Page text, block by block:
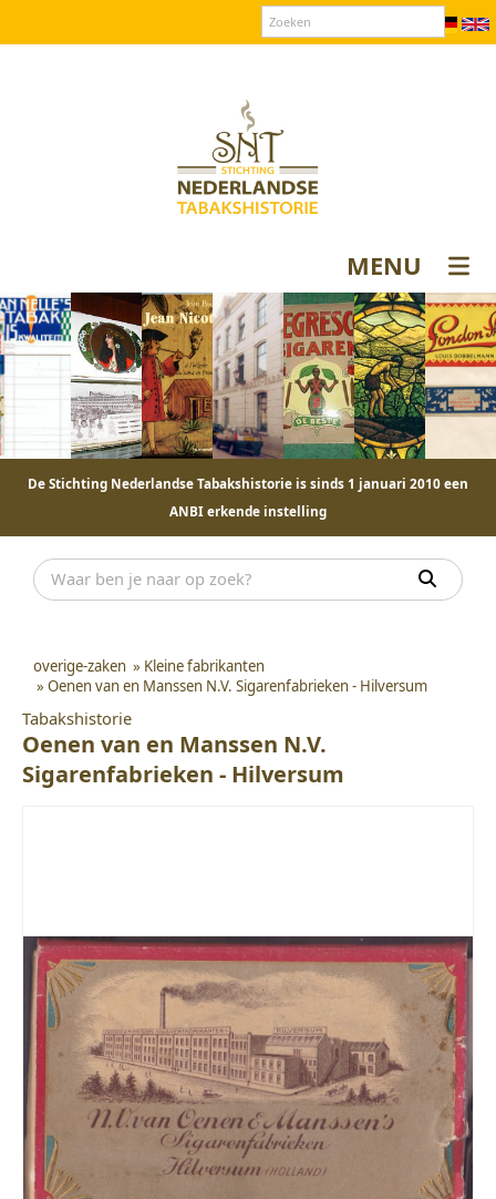
MENU
De Stichting Nederlandse Tabakshistorie is sinds 1 januari 2010 een
ANBI erkende instelling
overige-zaken » Kleine fabrikanten
» Oenen van en Manssen N.V. Sigarenfabrieken - Hilversum
Tabakshistorie
Oenen van en Manssen N.V.
Sigarenfabrieken - Hilversum